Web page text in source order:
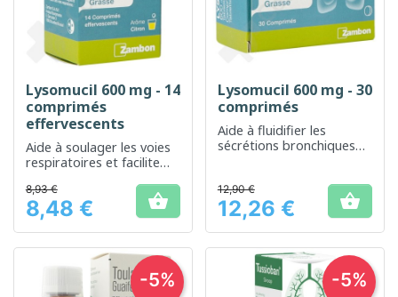
Lysomucil 600 mg - 14
comprimés
effervescents
Aide à soulager les voies
respiratoires et facilite
Prix
8,93 €
8,48 € 
Lysomucil 600 mg - 30
comprimés
Aide à fluidifier les
sécrétions bronchiques
Prix
12,90 €
12,26 € 
-5% -5%